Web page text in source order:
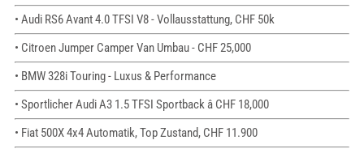
• Audi RS6 Avant 4.0 TFSI V8 - Vollausstattung, CHF 50k
• Citroen Jumper Camper Van Umbau - CHF 25,000
• BMW 328i Touring - Luxus & Performance
• Sportlicher Audi A3 1.5 TFSI Sportback â CHF 18,000
• Fiat 500X 4x4 Automatik, Top Zustand, CHF 11.900